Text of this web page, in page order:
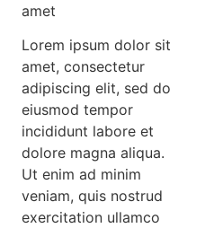
amet
Lorem ipsum dolor sit
amet, consectetur
adipiscing elit, sed do
eiusmod tempor
incididunt labore et
dolore magna aliqua.
Ut enim ad minim
veniam, quis nostrud
exercitation ullamco